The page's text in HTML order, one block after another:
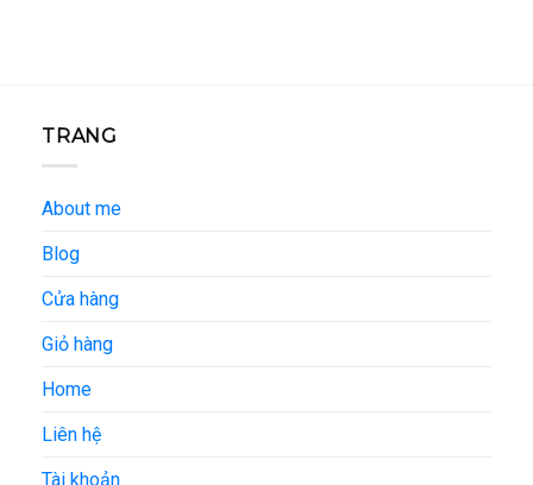
TRANG
About me
Blog
Cửa hàng
Giỏ hàng
Home
Liên hệ
Tài khoản